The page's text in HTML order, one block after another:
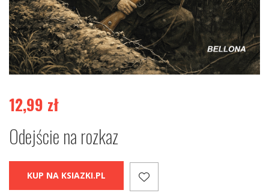
12,99 zł
Odejście na rozkaz
KUP NA KSIAZKI.PL